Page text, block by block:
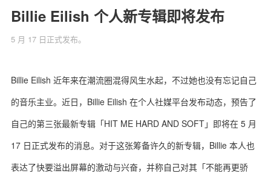
科 技
关于我们 联系我们
Billie Eilish 个人新专辑即将发布
5 月 17 日正式发布。
Billie Eilish 近年来在潮流圈混得风生水起，不过她也没有忘记自己
的音乐主业。近日，Billie Eilish 在个人社媒平台发布动态，预告了
自己的第三张最新专辑「HIT ME HARD AND SOFT」即将在 5 月
17 日正式发布的消息。对于这张筹备许久的新专辑，Billie 本人也
表达了快要溢出屏幕的激动与兴奋，并称自己对其「不能再更骄